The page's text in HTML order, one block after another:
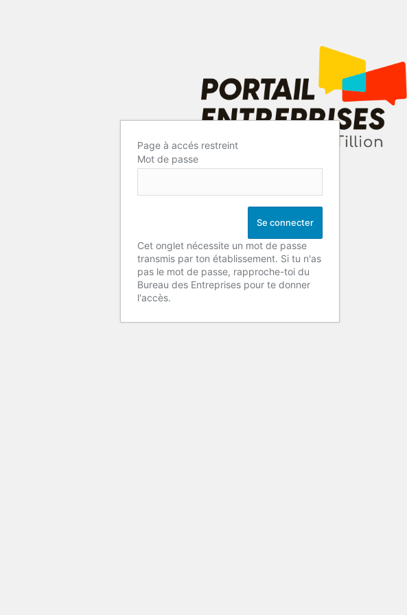
Page à accés restreint
Mot de passe
Cet onglet nécessite un mot de passe
transmis par ton établissement. Si tu n'as
pas le mot de passe, rapproche-toi du
Bureau des Entreprises pour te donner
l'accès.